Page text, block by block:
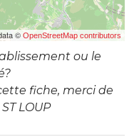
© OpenStreetMap contributors
ou le
fiche, merci de
LOUP